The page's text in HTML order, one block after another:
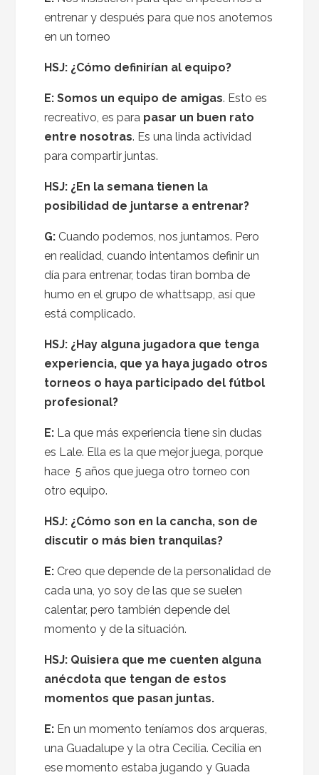
entrenar y después para que nos anotemos
en un torneo
HSJ: ¿Cómo definirían al equipo?
E: Somos un equipo de amigas. Esto es
recreativo, es para pasar un buen rato
entre nosotras. Es una linda actividad
para compartir juntas.
HSJ: ¿En la semana tienen la
posibilidad de juntarse a entrenar?
G: Cuando podemos, nos juntamos. Pero
en realidad, cuando intentamos definir un
día para entrenar, todas tiran bomba de
humo en el grupo de whattsapp, así que
está complicado.
HSJ: ¿Hay alguna jugadora que tenga
experiencia, que ya haya jugado otros
torneos o haya participado del fútbol
profesional?
E: La que más experiencia tiene sin dudas
es Lale. Ella es la que mejor juega, porque
hace 5 años que juega otro torneo con
otro equipo.
HSJ: ¿Cómo son en la cancha, son de
discutir o más bien tranquilas?
E: Creo que depende de la personalidad de
cada una, yo soy de las que se suelen
calentar, pero también depende del
momento y de la situación.
HSJ: Quisiera que me cuenten alguna
anécdota que tengan de estos
momentos que pasan juntas.
E: En un momento teníamos dos arqueras,
una Guadalupe y la otra Cecilia. Cecilia en
ese momento estaba jugando y Guada